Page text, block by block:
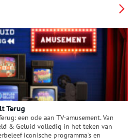
gratis kennis met iconische objecten,
Terug
een ode aan TV-amusement. Van
& Geluid volledig in het teken van
iconische programma’s en